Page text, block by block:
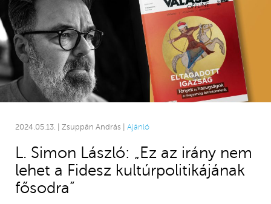
2024.05.13. | Zsuppán András | Ajánló
L. Simon László: „Ez az irány nem
lehet a Fidesz kultúrpolitikájának
fősodra”